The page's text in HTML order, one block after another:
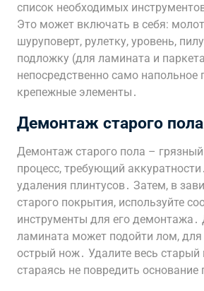
список необходимых
Это может включать в себя:
шуруповерт, рулетку, уровень,
подложку (для ламината и
непосредственно само напольное
крепежные элементы․
Демонтаж старого пола
Демонтаж старого пола –
процесс, требующий
удаления плинтусов․ Затем, в
старого покрытия, используйте
инструменты для его демонтажа․
ламината может подойти лом,
острый нож․ Удалите весь старый
стараясь не повредить основание